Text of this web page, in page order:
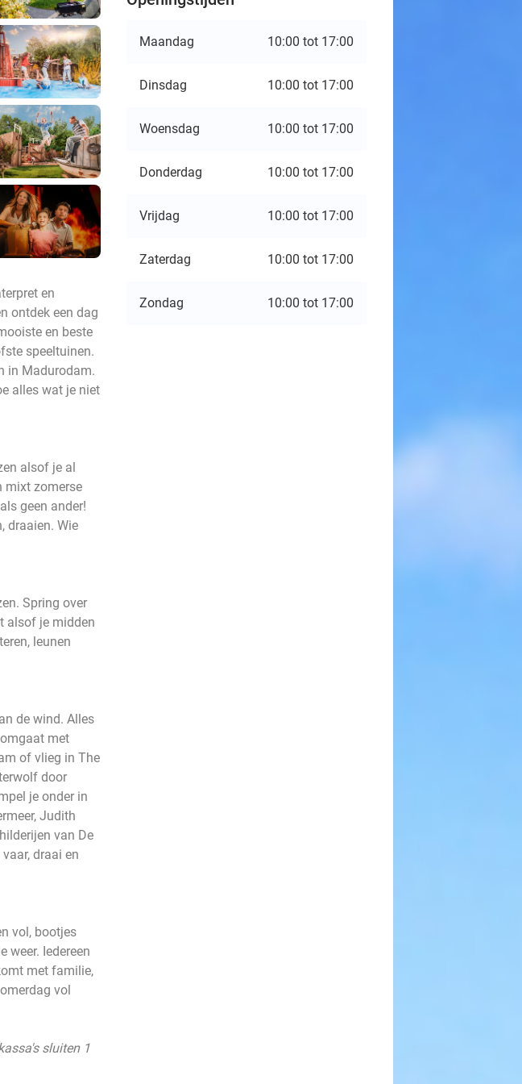
en
ontdek een dag
en beste
speeltuinen.
in Madurodam.
alles wat je niet
alsof je al
mixt zomerse
geen ander!
draaien. Wie
Spring over
alsof je midden
leunen
de wind. Alles
met
of vlieg in The
door
je onder in
Judith
van De
draai en
vol, bootjes
weer. Iedereen
met familie,
vol
sluiten 1
Maandag 10:00 tot 17:00
Dinsdag 10:00 tot 17:00
Woensdag 10:00 tot 17:00
Donderdag 10:00 tot 17:00
Vrijdag 10:00 tot 17:00
Zaterdag 10:00 tot 17:00
Zondag 10:00 tot 17:00